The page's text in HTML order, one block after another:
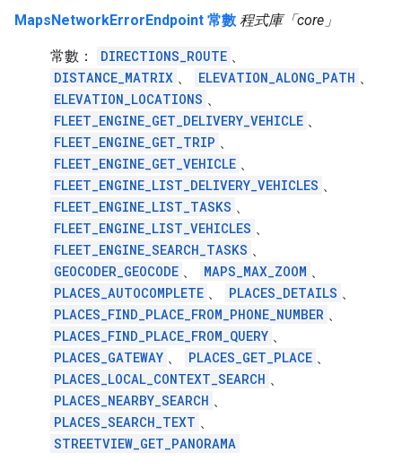
MapsNetworkErrorEndpoint 常數 程式庫「core」
常數： DIRECTIONS_ROUTE 、
DISTANCE_MATRIX 、 ELEVATION_ALONG_PATH 、
ELEVATION_LOCATIONS 、
FLEET_ENGINE_GET_DELIVERY_VEHICLE 、
FLEET_ENGINE_GET_TRIP 、
FLEET_ENGINE_GET_VEHICLE 、
FLEET_ENGINE_LIST_DELIVERY_VEHICLES 、
FLEET_ENGINE_LIST_TASKS 、
FLEET_ENGINE_LIST_VEHICLES 、
FLEET_ENGINE_SEARCH_TASKS 、
GEOCODER_GEOCODE 、 MAPS_MAX_ZOOM 、
PLACES_AUTOCOMPLETE 、 PLACES_DETAILS 、
PLACES_FIND_PLACE_FROM_PHONE_NUMBER 、
PLACES_FIND_PLACE_FROM_QUERY 、
PLACES_GATEWAY 、 PLACES_GET_PLACE 、
PLACES_LOCAL_CONTEXT_SEARCH 、
PLACES_NEARBY_SEARCH 、
PLACES_SEARCH_TEXT 、
STREETVIEW_GET_PANORAMA